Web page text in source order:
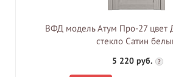
ВФД модель Атум Про-27 цвет
стекло Сатин
5 220 руб. ?